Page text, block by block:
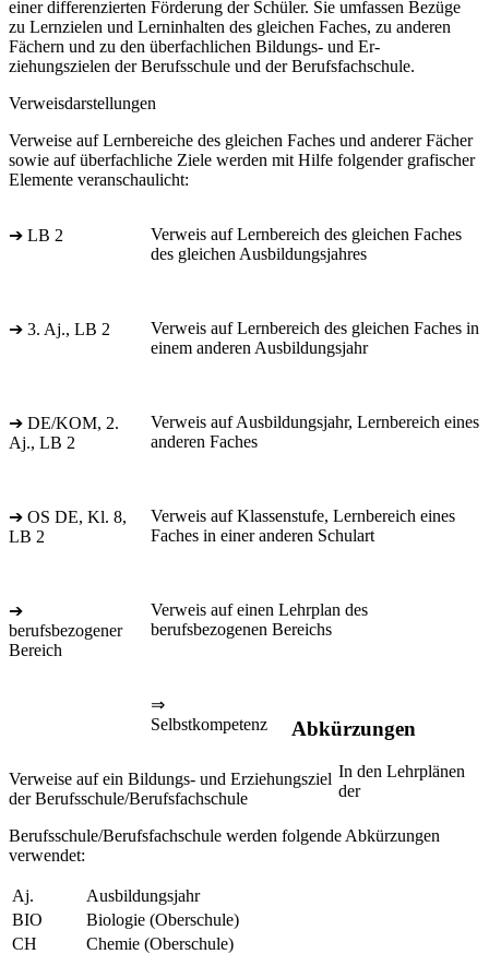
einer differenzierten Förderung der Schüler. Sie umfassen Bezüge
zu Lernzielen und Lerninhalten des gleichen Faches, zu anderen
Fächern und zu den überfachlichen Bildungs- und Er-
ziehungszielen der Berufsschule und der Berufsfachschule.
Verweisdarstellungen
Verweise auf Lernbereiche des gleichen Faches und anderer Fächer
sowie auf überfachliche Ziele werden mit Hilfe folgender grafischer
Elemente veranschaulicht:
➔ LB 2
Verweis auf Lernbereich des gleichen Faches
des gleichen Ausbildungsjahres
➔ 3. Aj., LB 2
Verweis auf Lernbereich des gleichen Faches in
einem anderen Ausbildungsjahr
➔ DE/KOM, 2.
Aj., LB 2
Verweis auf Ausbildungsjahr, Lernbereich eines
anderen Faches
➔ OS DE, Kl. 8,
LB 2
Verweis auf Klassenstufe, Lernbereich eines
Faches in einer anderen Schulart
➔
berufsbezogener
Bereich
Verweis auf einen Lehrplan des
berufsbezogenen Bereichs
⇒
Selbstkompetenz
Verweise auf ein Bildungs- und Erziehungsziel
der Berufsschule/Berufsfachschule
Abkürzungen
In den Lehrplänen
der
Berufsschule/Berufsfachschule werden folgende Abkürzungen
verwendet:
Aj.
Ausbildungsjahr
BIO
Biologie (Oberschule)
CH
Chemie (Oberschule)